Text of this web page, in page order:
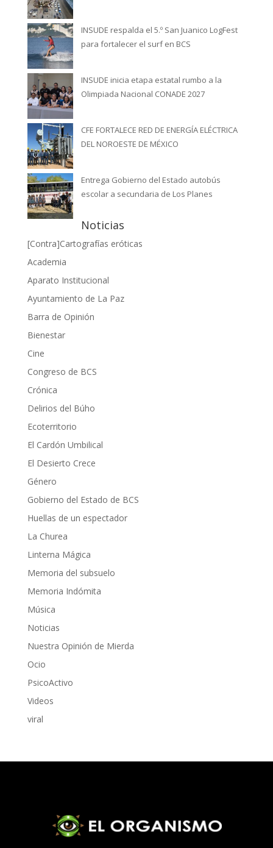
INSUDE respalda el 5.º San Juanico LogFest
para fortalecer el surf en BCS
INSUDE inicia etapa estatal rumbo a la
Olimpiada Nacional CONADE 2027
CFE FORTALECE RED DE ENERGÍA ELÉCTRICA
DEL NOROESTE DE MÉXICO
Entrega Gobierno del Estado autobús
escolar a secundaria de Los Planes
Noticias
[Contra]Cartografías eróticas
Academia
Aparato Institucional
Ayuntamiento de La Paz
Barra de Opinión
Bienestar
Cine
Congreso de BCS
Crónica
Delirios del Búho
Ecoterritorio
El Cardón Umbilical
El Desierto Crece
Género
Gobierno del Estado de BCS
Huellas de un espectador
La Churea
Linterna Mágica
Memoria del subsuelo
Memoria Indómita
Música
Noticias
Nuestra Opinión de Mierda
Ocio
PsicoActivo
Videos
viral